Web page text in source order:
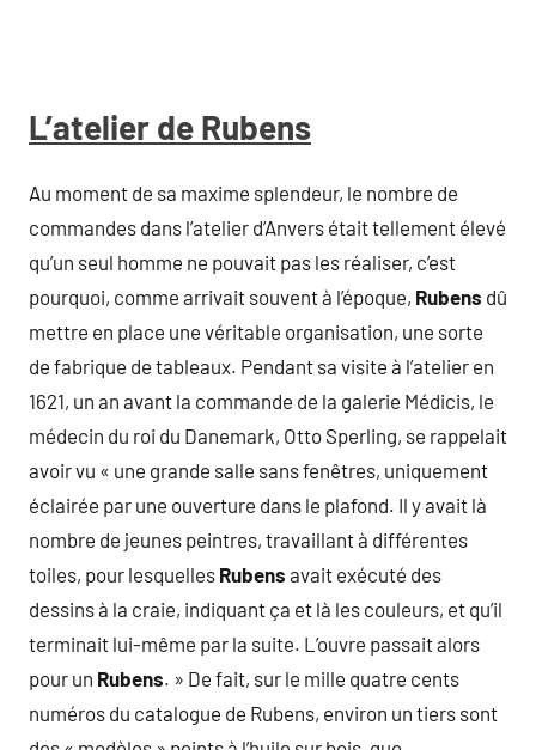
L’atelier de Rubens
Au moment de sa maxime splendeur, le nombre de
commandes dans l’atelier d’Anvers était tellement élevé
qu’un seul homme ne pouvait pas les réaliser, c’est
pourquoi, comme arrivait souvent à l’époque, Rubens dû
mettre en place une véritable organisation, une sorte
de fabrique de tableaux. Pendant sa visite à l’atelier en
1621, un an avant la commande de la galerie Médicis, le
médecin du roi du Danemark, Otto Sperling, se rappelait
avoir vu « une grande salle sans fenêtres, uniquement
éclairée par une ouverture dans le plafond. Il y avait là
nombre de jeunes peintres, travaillant à différentes
toiles, pour lesquelles Rubens avait exécuté des
dessins à la craie, indiquant ça et là les couleurs, et qu’il
terminait lui-même par la suite. L’ouvre passait alors
pour un Rubens. » De fait, sur le mille quatre cents
numéros du catalogue de Rubens, environ un tiers sont